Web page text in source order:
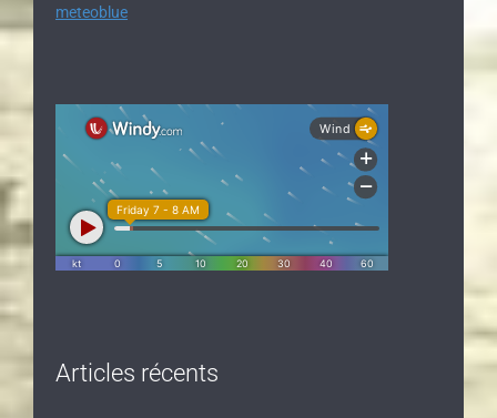
meteoblue
Articles récents